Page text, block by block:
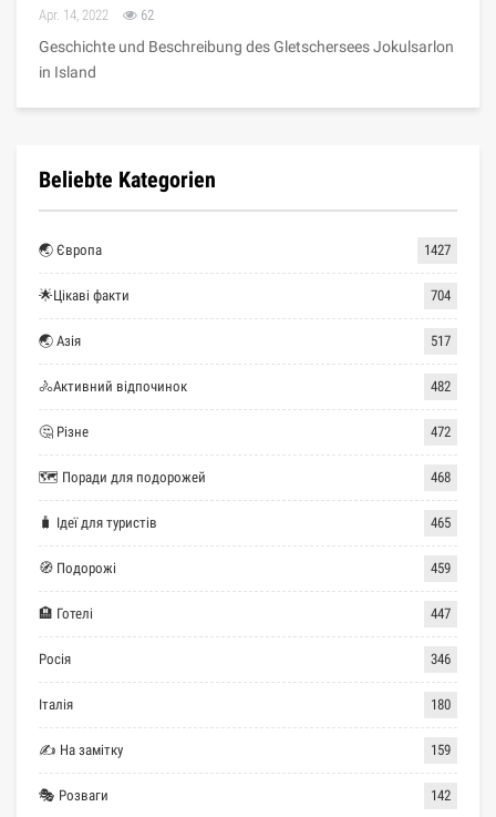
Apr. 14, 2022 62
Geschichte und Beschreibung des Gletschersees Jokulsarlon
in Island
Beliebte Kategorien
🌏 Європа 1427
🌟Цікаві факти 704
🌏 Азія 517
🚴Активний відпочинок 482
🤔 Різне 472
🗺 Поради для подорожей 468
🧳 Ідеї для туристів 465
🧭 Подорожі 459
🏨 Готелі 447
Росія 346
Італія 180
✍ На замітку 159
🎭 Розваги 142